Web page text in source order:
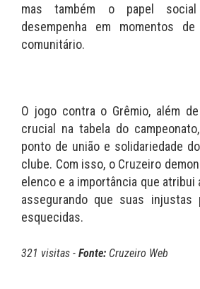
mas também o papel
desempenha em momentos
comunitário.
O jogo contra o Grêmio, além
crucial na tabela do
ponto de união e solidariedade
clube. Com isso, o Cruzeiro
elenco e a importância que
assegurando que suas injustas
esquecidas.
321 visitas - Fonte: Cruzeiro Web